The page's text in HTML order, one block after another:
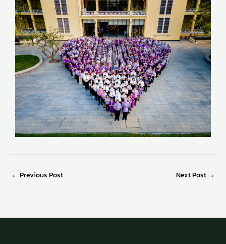
← Previous Post Next Post →